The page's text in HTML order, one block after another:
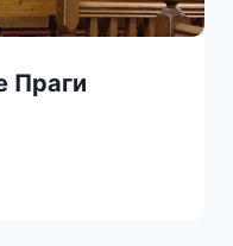
Праги